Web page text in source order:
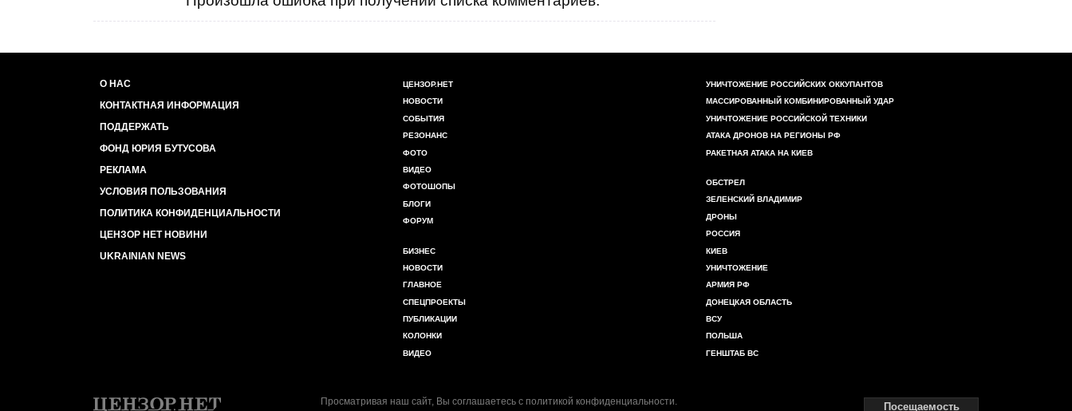
О НАС
КОНТАКТНАЯ ИНФОРМАЦИЯ
ПОДДЕРЖАТЬ
ФОНД ЮРИЯ БУТУСОВА
РЕКЛАМА
УСЛОВИЯ ПОЛЬЗОВАНИЯ
ПОЛИТИКА КОНФИДЕНЦИАЛЬНОСТИ
ЦЕНЗОР НЕТ НОВИНИ
UKRAINIAN NEWS
ЦЕНЗОР.НЕТ
НОВОСТИ
СОБЫТИЯ
РЕЗОНАНС
ФОТО
ВИДЕО
ФОТОШОПЫ
БЛОГИ
ФОРУМ
БИЗНЕС
НОВОСТИ
ГЛАВНОЕ
СПЕЦПРОЕКТЫ
ПУБЛИКАЦИИ
КОЛОНКИ
ВИДЕО
УНИЧТОЖЕНИЕ РОССИЙСКИХ ОККУПАНТОВ
МАССИРОВАННЫЙ КОМБИНИРОВАННЫЙ УДАР
УНИЧТОЖЕНИЕ РОССИЙСКОЙ ТЕХНИКИ
АТАКА ДРОНОВ НА РЕГИОНЫ РФ
РАКЕТНАЯ АТАКА НА КИЕВ
ОБСТРЕЛ
ЗЕЛЕНСКИЙ ВЛАДИМИР
ДРОНЫ
РОССИЯ
КИЕВ
УНИЧТОЖЕНИЕ
АРМИЯ РФ
ДОНЕЦКАЯ ОБЛАСТЬ
ВСУ
ПОЛЬША
ГЕНШТАБ ВС
Просматривая наш сайт, Вы соглашаетесь с политикой конфиденциальности. Посещаемость